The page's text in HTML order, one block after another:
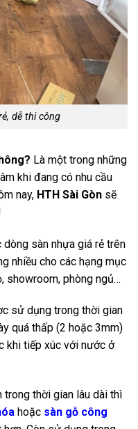
dễ thi công
Là một trong những
khi đang có nhu cầu
nay, HTH Sài Gòn sẽ
dòng sàn nhựa giá rẻ trên
nhiều cho các hạng mục
showroom, phòng ngủ…
sử dụng trong thời gian
quá thấp (2 hoặc 3mm)
khi tiếp xúc với nước ở
trong thời gian lâu dài thì
hoặc sàn gỗ công